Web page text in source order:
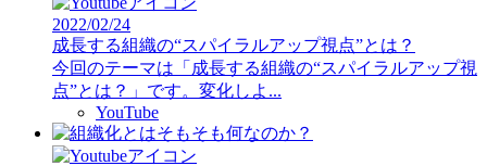
2022/02/24
成長する組織の“スパイラルアップ視点”とは？
今回のテーマは「成長する組織の“スパイラルアップ視
点”とは？」です。変化しよ...
YouTube